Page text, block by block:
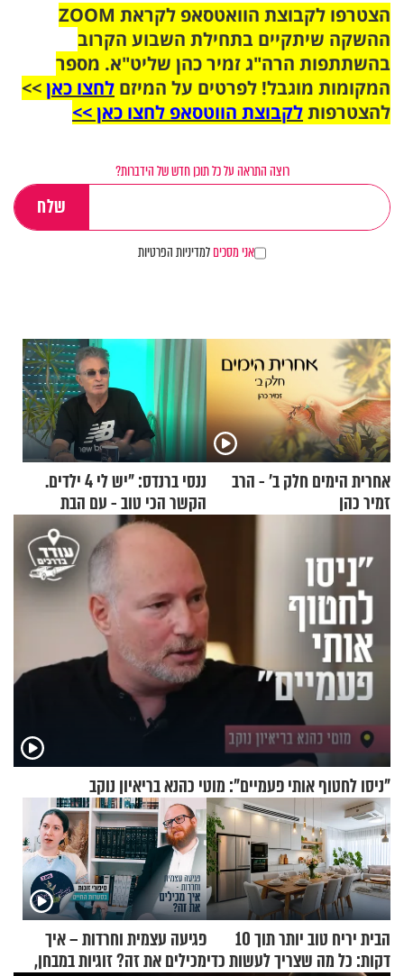
הצטרפו לקבוצת הוואטסאפ לקראת ZOOM
ההשקה שיתקיים בתחילת השבוע הקרוב
בהשתתפות הרה"ג זמיר כהן שליט"א. מספר
המקומות מוגבל! לפרטים על המיזם לחצו כאן>>
להצטרפותלקבוצת הווטסאפ לחצו כאן >>
רוצה התראה על כל תוכן חדש של הידברות?
אני מסכיםלמדיניות הפרטיות
אחרית הימים חלק ב’ - הרב
זמיר כהן
ננסי ברנדס: "יש לי 4 ילדים.
הקשר הכי טוב - עם הבת
החרדית"
"ניסו לחטוף אותי פעמיים": מוטי כהנא בריאיון נוקב
הבית יריח טוב יותר תוך 10
דקות: כל מה שצריך לעשות כדי
פגיעה עצמית וחרדות – איך
מכילים את זה? זוגיות במבחן,